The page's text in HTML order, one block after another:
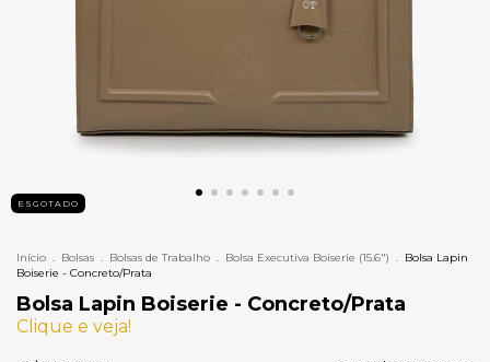
ESGOTADO
Início . Bolsas . Bolsas de Trabalho . Bolsa Executiva Boiserie (15.6") . Bolsa Lapin
Boiserie - Concreto/Prata
Bolsa Lapin Boiserie - Concreto/Prata
Clique e veja!